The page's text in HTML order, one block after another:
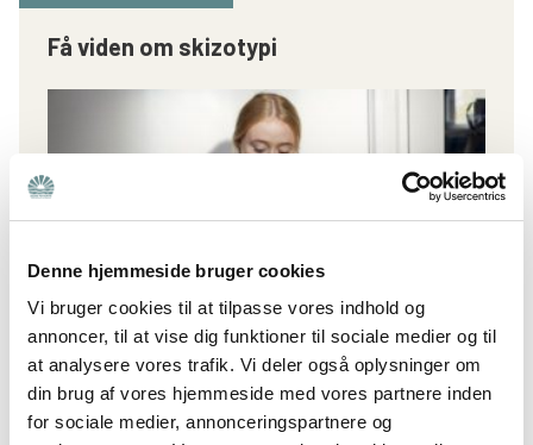
Denne hjemmeside bruger cookies
Vi bruger cookies til at tilpasse vores indhold og
annoncer, til at vise dig funktioner til sociale medier og til
at analysere vores trafik. Vi deler også oplysninger om
din brug af vores hjemmeside med vores partnere inden
for sociale medier, annonceringspartnere og
Få viden om skizotypi
Læs mere